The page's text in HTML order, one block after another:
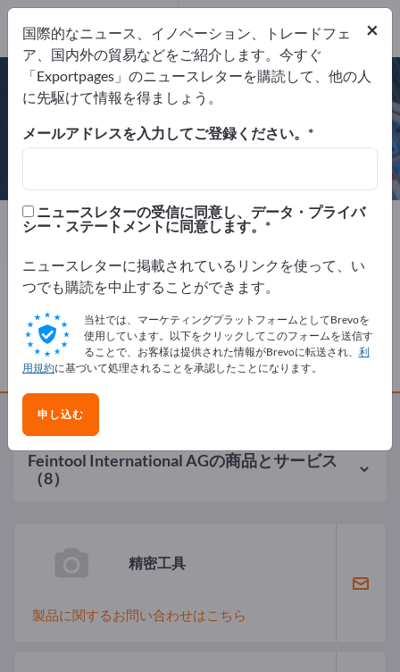
製造元 スイス
Website
製品
リクエストを送信
電話
Feintool International AGの商品とサービス
（8）
精密工具
製品に関するお問い合わせはこちら
×
国際的なニュース、イノベーション、トレードフェ
ア、国内外の貿易などをご紹介します。今すぐ
「Exportpages」のニュースレターを購読して、他の人
に先駆けて情報を得ましょう。
メールアドレスを入力してご登録ください。
ニュースレターの受信に同意し、データ・プライバ
シー・ステートメントに同意します。
ニュースレターに掲載されているリンクを使って、い
つでも購読を中止することができます。
当社では、マーケティングプラットフォームとしてBrevoを
使用しています。以下をクリックしてこのフォームを送信す
ることで、お客様は提供された情報がBrevoに転送され、 利
用規約に基づいて処理されることを承認したことになります。
申し込む